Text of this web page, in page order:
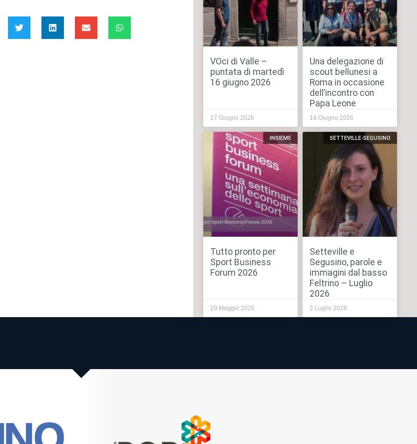
VOci di Valle –
puntata di martedì
16 giugno 2026
17 Giugno 2026
Una delegazione di
scout bellunesi a
Roma in occasione
dell’incontro con
Papa Leone
19 Giugno 2026
INSIEME
Tutto pronto per
Sport Business
Forum 2026
29 Maggio 2026
SETTEVILLE-SEGUSINO
Setteville e
Segusino, parole e
immagini dal basso
Feltrino – Luglio
2026
2 Luglio 2026